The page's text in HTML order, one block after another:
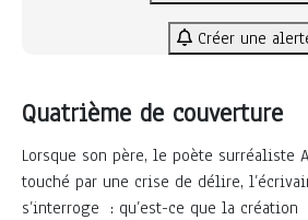
Créer une
Quatrième de couverture
Lorsque son père, le poète surréaliste
touché par une crise de délire,
s’interroge : qu’est-ce que la création